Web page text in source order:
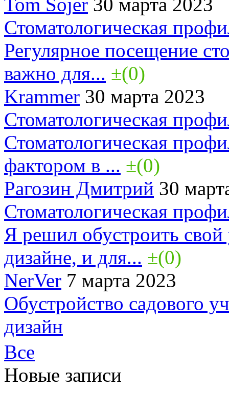
Tom Sojer 30 марта 2023
Стоматологическая
Регулярное посещение
важно для... ±(0)
Krammer 30 марта 2023
Стоматологическая
Стоматологическая
фактором в ... ±(0)
Рагозин Дмитрий 30
Стоматологическая
Я решил обустроить
дизайне, и для... ±(0)
NerVer 7 марта 2023
Обустройство садового
дизайн
Все
Новые записи